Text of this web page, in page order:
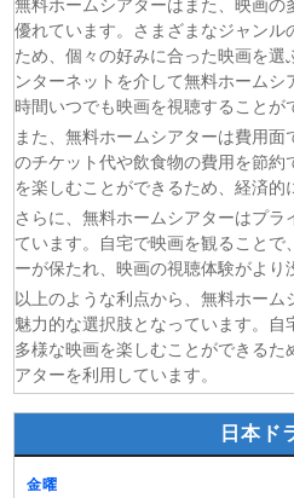
(07/08)しもべの王子様 第6話
(07/08)転生したらスライムだっ
(07/08)金曜ロードショー 動画
(07/08)
無料ホームシアターはまた、映画の
優れています。さまざまなジャンル
ため、個々の好みに合った映画を選
ンターネットを介して無料ホーム
時間いつでも映画を視聴することが
また、無料ホームシアターは費用
のチケット代や飲食物の費用を節
を楽しむことができるため、経済的
さらに、無料ホームシアターはプ
ています。自宅で映画を観ること
ーが保たれ、映画の視聴体験がより
以上のような利点から、無料ホーム
魅力的な選択肢となっています。
多様な映画を楽しむことができる
アターを利用しています。
日本ド
金曜